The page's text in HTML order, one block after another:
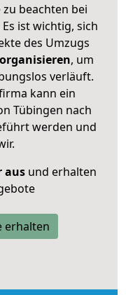
beachten bei
ist wichtig, sich
des Umzugs
organisieren, um
verläuft.
kann ein
Tübingen nach
werden und
ausund erhalten
erhalten